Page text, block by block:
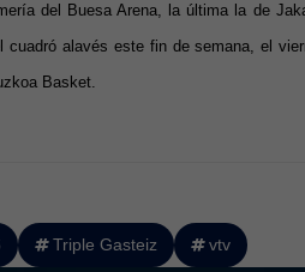
del Buesa Arena, la última la de
cuadró alavés este fin de semana, el
Basket.
Triple Gasteiz vtv